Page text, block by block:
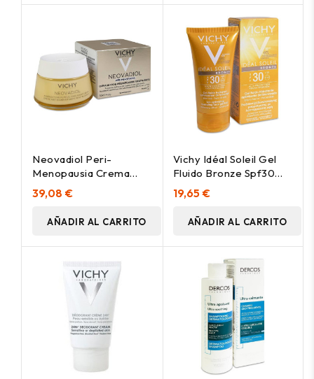
Neovadiol Peri-
Menopausia Crema
Noche Redensificante
50 Ml
39,08 €
AÑADIR AL CARRITO
Vichy Idéal Soleil Gel
Fluido Bronze Spf30
50Ml
19,65 €
AÑADIR AL CARRITO